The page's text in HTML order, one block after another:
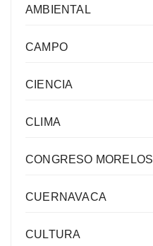
AMBIENTAL
CAMPO
CIENCIA
CLIMA
CONGRESO MORELOS
CUERNAVACA
CULTURA